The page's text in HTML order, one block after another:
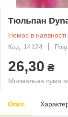
Тюльпан
Немає в наявності
Код: 14124
26,30 ₴
Мінімальна сума
Опис